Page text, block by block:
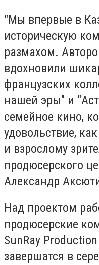
"Мы впервые в
историческую
размахом.
вдохновили
французских
нашей эры" и
семейное кино,
удовольствие,
и взрослому
продюсерского
Александр
Над проектом
продюсерские
SunRay
завершатся в